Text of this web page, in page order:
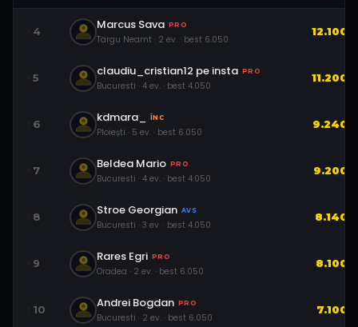
4 Marcus Sava PRO
Targu Neamt · 2 ev. · best 6.050
12.100
5 claudiu_cristian12 pe insta PRO
Bucuresti · 4 ev. · best 4.050
11.200
6 kdmara_ ÎNC
Ploiești · 5 ev. · best 6.050
9.240
7 Beldea Mario PRO
Bucuresti · 4 ev. · best 4.050
9.200
8 Stroe Georgian AVS
Bucuresti · 3 ev. · best 4.050
8.140
9 Rares Egri PRO
Oradea · 2 ev. · best 6.050
8.100
10 Andrei Bogdan PRO
Bucuresti · 2 ev. · best 6.050
7.100